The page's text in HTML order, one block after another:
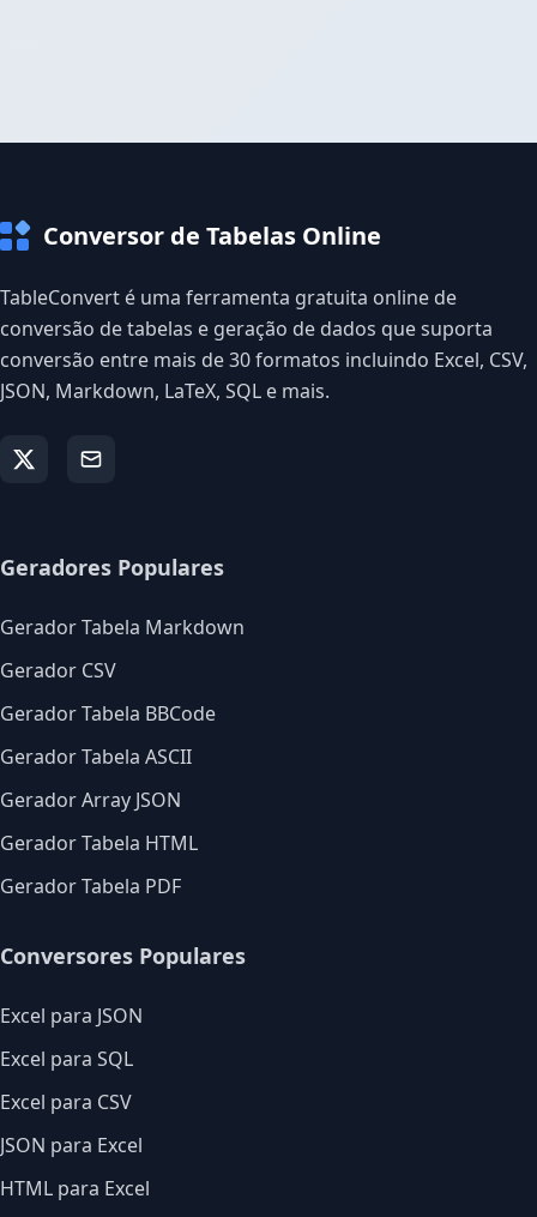
Conversor de Tabelas Online
TableConvert é uma ferramenta gratuita online de
conversão de tabelas e geração de dados que suporta
conversão entre mais de 30 formatos incluindo Excel, CSV,
JSON, Markdown, LaTeX, SQL e mais.
Geradores Populares
Gerador Tabela Markdown
Gerador CSV
Gerador Tabela BBCode
Gerador Tabela ASCII
Gerador Array JSON
Gerador Tabela HTML
Gerador Tabela PDF
Conversores Populares
Excel para JSON
Excel para SQL
Excel para CSV
JSON para Excel
HTML para Excel